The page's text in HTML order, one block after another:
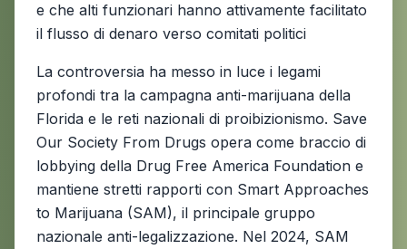
e che alti funzionari hanno attivamente facilitato
il flusso di denaro verso comitati politici
La controversia ha messo in luce i legami
profondi tra la campagna anti-marijuana della
Florida e le reti nazionali di proibizionismo. Save
Our Society From Drugs opera come braccio di
lobbying della Drug Free America Foundation e
mantiene stretti rapporti con Smart Approaches
to Marijuana (SAM), il principale gruppo
nazionale anti-legalizzazione. Nel 2024, SAM